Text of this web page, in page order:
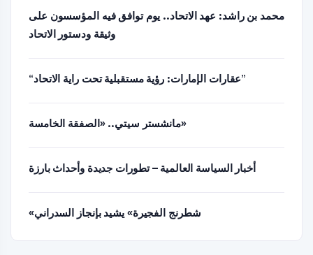
محمد بن راشد: عهد الاتحاد.. يوم توافق فيه المؤسسون على
وثيقة ودستور الاتحاد
“عقارات الإمارات: رؤية مستقبلية تحت راية الاتحاد”
مانشستر سيتي.. «الصفقة الخامسة»
أخبار السياسة العالمية – تطورات جديدة وأحداث بارزة
«شطرنج الفجيرة» يشيد بإنجاز السدراني